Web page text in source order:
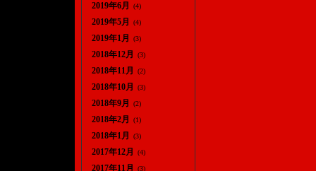
2019年6月 (4)
2019年5月 (4)
2019年1月 (3)
2018年12月 (3)
2018年11月 (2)
2018年10月 (3)
2018年9月 (2)
2018年2月 (1)
2018年1月 (3)
2017年12月 (4)
2017年11月 (3)